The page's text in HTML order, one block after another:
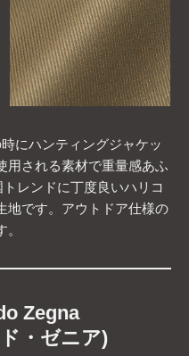
にハンティングジャケッ
用される素材で重量感あふ
レンドに丁度良いハリコ
地です。アウトドア仕様の
Zegna
・ゼニア)